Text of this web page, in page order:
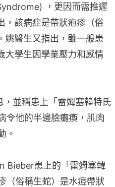
，更因而需推遲
，該病症是帶狀疱疹（俗
姚醫生又指出，雖一般患
大學生因學業壓力和感情
並稱患上「雷姆塞韓特氏
令他的半邊臉癱瘓，肌肉
。
Bieber患上的「雷姆塞韓
（俗稱生蛇）是水痘帶狀